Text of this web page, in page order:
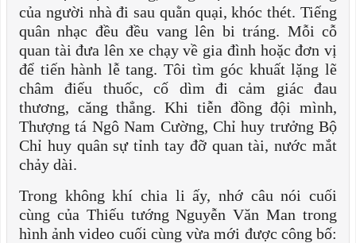
của người nhà đi sau quằn quại, khóc thét. Tiếng
quân nhạc đều đều vang lên bi tráng. Mỗi cỗ
quan tài đưa lên xe chạy về gia đình hoặc đơn vị
để tiến hành lễ tang. Tôi tìm góc khuất lặng lẽ
châm điếu thuốc, cố dìm đi cảm giác đau
thương, căng thẳng. Khi tiễn đồng đội mình,
Thượng tá Ngô Nam Cường, Chỉ huy trưởng Bộ
Chỉ huy quân sự tỉnh tay đỡ quan tài, nước mắt
chảy dài.
Trong không khí chia li ấy, nhớ câu nói cuối
cùng của Thiếu tướng Nguyễn Văn Man trong
hình ảnh video cuối cùng vừa mới được công bố: